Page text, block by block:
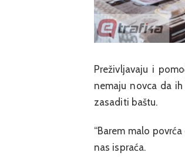
Preživljavaju i
nemaju novca da
zasaditi baštu.
“Barem malo
nas ispraća.